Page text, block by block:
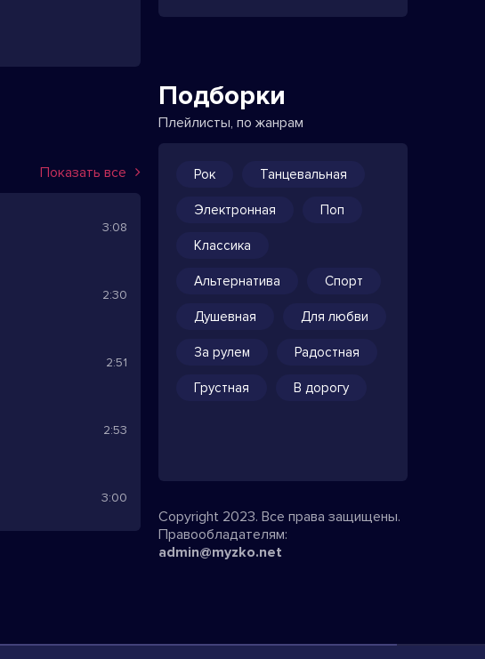
Показать все
3:08
2:30
2:51
2:53
3:00
Подборки
Плейлисты, по жанрам
Рок Танцевальная
Электронная Поп
Классика
Альтернатива Спорт
Душевная Для любви
За рулем Радостная
Грустная В дорогу
Copyright 2023. Все права защищены.
Правообладателям:
admin@myzko.net